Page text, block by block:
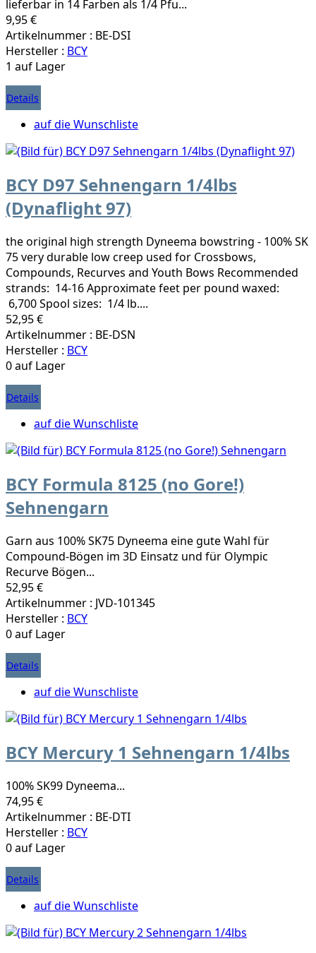
lieferbar in 14 Farben als 1/4 Pfu...
9,95 €
Artikelnummer : BE-DSI
Hersteller : BCY
1 auf Lager
Details
auf die Wunschliste
BCY D97 Sehnengarn 1/4lbs
(Dynaflight 97)
the original high strength Dyneema bowstring - 100% SK
75 very durable low creep used for Crossbows,
Compounds, Recurves and Youth Bows Recommended
strands: 14-16 Approximate feet per pound waxed:
6,700 Spool sizes: 1/4 lb....
52,95 €
Artikelnummer : BE-DSN
Hersteller : BCY
0 auf Lager
Details
auf die Wunschliste
BCY Formula 8125 (no Gore!)
Sehnengarn
Garn aus 100% SK75 Dyneema eine gute Wahl für
Compound-Bögen im 3D Einsatz und für Olympic
Recurve Bögen...
52,95 €
Artikelnummer : JVD-101345
Hersteller : BCY
0 auf Lager
Details
auf die Wunschliste
BCY Mercury 1 Sehnengarn 1/4lbs
100% SK99 Dyneema...
74,95 €
Artikelnummer : BE-DTI
Hersteller : BCY
0 auf Lager
Details
auf die Wunschliste